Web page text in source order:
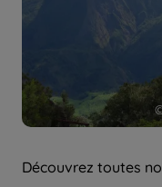
Découvrez toutes